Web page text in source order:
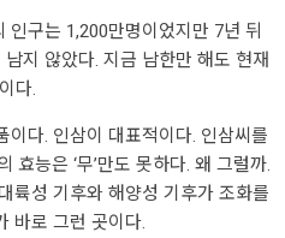
구는 1,200만명이었지만 7년 뒤
지 않았다. 지금 남한만 해도 현재
다.
다. 인삼이 대표적이다. 인삼씨를
능은 ‘무’만도 못하다. 왜 그럴까.
륙성 기후와 해양성 기후가 조화를
바로 그런 곳이다.